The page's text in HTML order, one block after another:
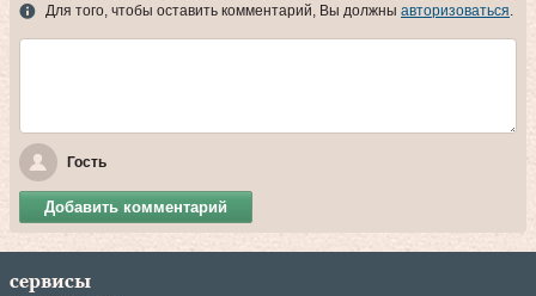
Для того, чтобы оставить комментарий, Вы должны авторизоваться.
Гость
Добавить комментарий
сервисы